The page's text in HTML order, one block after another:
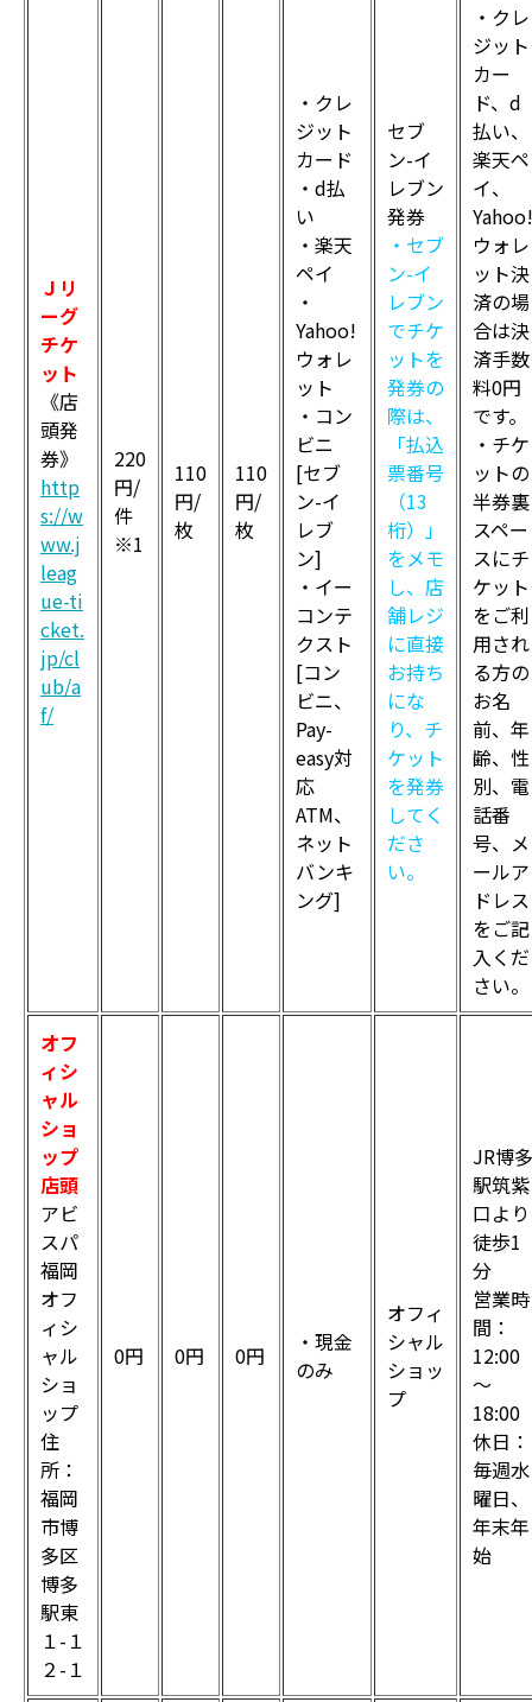
Ｊリ
ーグ
チケ
ット
《店
頭発
券》
http
s://w
ww.j
leag
ue-ti
cket.
jp/cl
ub/a
f/
220
円/
件
※1
110
円/
枚
110
円/
枚
・クレ
ジット
カード
・d払
い
・楽天
ペイ
・
Yahoo!
ウォレ
ット
・コン
ビニ
[セブ
ン-イ
レブ
ン]
・イー
コンテ
クスト
[コン
ビニ、
Pay-
easy対
応
ATM、
ネット
バンキ
ング]
セブ
ン-イ
レブン
発券
・セブ
ン-イ
レブン
でチケ
ットを
発券の
際は、
「払込
票番号
（13
桁）」
をメモ
し、店
舗レジ
に直接
お持ち
にな
り、チ
ケット
を発券
してく
ださ
い。
・クレ
ジット
カー
ド、d
払い、
楽天ペ
イ、
Yahoo!
ウォレ
ット決
済の場
合は決
済手数
料0円
です。
・チケ
ットの
半券裏
スペー
スにチ
ケット
をご利
用され
る方の
お名
前、年
齢、性
別、電
話番
号、メ
ールア
ドレス
をご記
入くだ
さい。
オフ
ィシ
ャル
ショ
ップ
店頭
アビ
スパ
福岡
オフ
ィシ
ャル
ショ
ップ
住
所：
福岡
市博
多区
博多
駅東
１-１
２-１
0円 0円 0円
・現金
のみ
オフィ
シャル
ショッ
プ
JR博多
駅筑紫
口より
徒歩1
分
営業時
間：
12:00
～
18:00
休日：
毎週水
曜日、
年末年
始